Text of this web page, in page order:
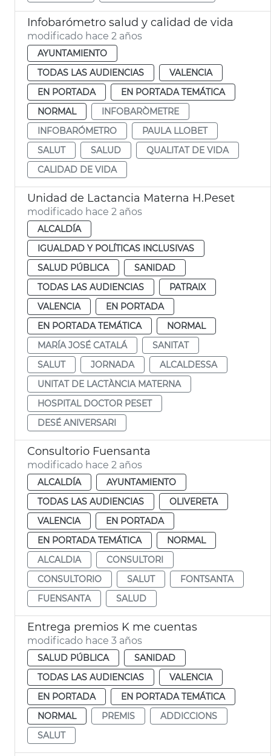
Infobarómetro salud y calidad de vida
modificado hace 2 años
AYUNTAMIENTO
TODAS LAS AUDIENCIAS
VALENCIA
EN PORTADA
EN PORTADA TEMÁTICA
NORMAL
INFOBARÒMETRE
INFOBARÓMETRO
PAULA LLOBET
SALUT
SALUD
QUALITAT DE VIDA
CALIDAD DE VIDA
Unidad de Lactancia Materna H.Peset
modificado hace 2 años
ALCALDÍA
IGUALDAD Y POLÍTICAS INCLUSIVAS
SALUD PÚBLICA
SANIDAD
TODAS LAS AUDIENCIAS
PATRAIX
VALENCIA
EN PORTADA
EN PORTADA TEMÁTICA
NORMAL
MARÍA JOSÉ CATALÁ
SANITAT
SALUT
JORNADA
ALCALDESSA
UNITAT DE LACTÀNCIA MATERNA
HOSPITAL DOCTOR PESET
DESÉ ANIVERSARI
Consultorio Fuensanta
modificado hace 2 años
ALCALDÍA
AYUNTAMIENTO
TODAS LAS AUDIENCIAS
OLIVERETA
VALENCIA
EN PORTADA
EN PORTADA TEMÁTICA
NORMAL
ALCALDIA
CONSULTORI
CONSULTORIO
SALUT
FONTSANTA
FUENSANTA
SALUD
Entrega premios K me cuentas
modificado hace 3 años
SALUD PÚBLICA
SANIDAD
TODAS LAS AUDIENCIAS
VALENCIA
EN PORTADA
EN PORTADA TEMÁTICA
NORMAL
PREMIS
ADDICCIONS
SALUT